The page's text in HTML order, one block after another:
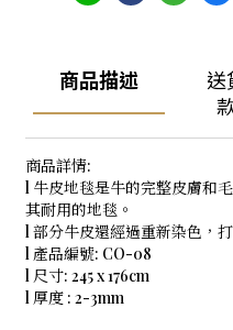
商品描述
送
商品詳情:
l 牛皮地毯是牛的完整皮膚和
其耐用的地毯。
l部分牛皮還經過重新染色，
l 產品編號: CO-08
l 尺寸: 245 x 176cm
l 厚度 : 2-3mm